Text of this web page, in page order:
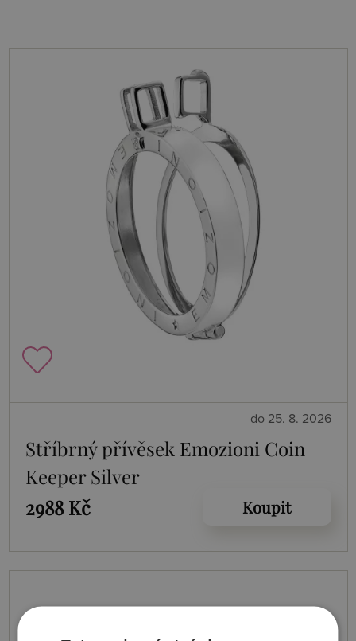
do 25. 8. 2026
Stříbrný přívěsek Emozioni Coin
Keeper Silver
2988 Kč
Koupit